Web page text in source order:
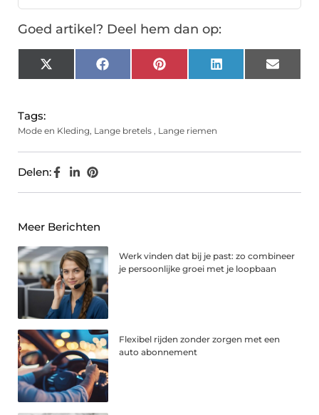
Goed artikel? Deel hem dan op:
X
(Twitter)
FacebookPinterest LinkedIn Email
Tags:
Mode en Kleding, Lange bretels , Lange riemen
Delen:
Meer Berichten
Werk vinden dat bij je past: zo combineer
je persoonlijke groei met je loopbaan
Flexibel rijden zonder zorgen met een
auto abonnement